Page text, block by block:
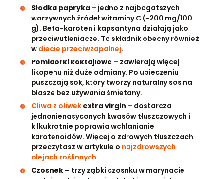
Słodka papryka – jedno z najbogatszych
warzywnych źródeł witaminy C (~200 mg/100
g). Beta-karoten i kapsantyna działają jako
przeciwutleniacze. To składnik obecny również
w diecie przeciwzapalnej.
Pomidorki koktajlowe – zawierają więcej
likopenu niż duże odmiany. Po upieczeniu
puszczają sok, który tworzy naturalny sos na
blasze bez używania śmietany.
Oliwa z oliwek extra virgin – dostarcza
jednonienasyconych kwasów tłuszczowych i
kilkukrotnie poprawia wchłanianie
karotenoidów. Więcej o zdrowych tłuszczach
przeczytasz w artykule o najzdrowszych
olejach roślinnych.
Czosnek – trzy ząbki czosnku w marynacie